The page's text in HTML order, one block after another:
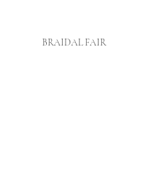
BRAIDAL FAIR